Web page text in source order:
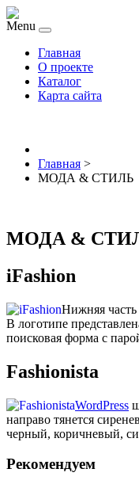
Menu
Главная
О проекте
Каталог
Карта сайта
Главная >
МОДА & СТИЛЬ
МОДА &
iFashion
Нижняя часть
В логотипе
поисковая форма с
Fashionista
WordPress
направо тянется
черный, коричневый,
Рекомендуем